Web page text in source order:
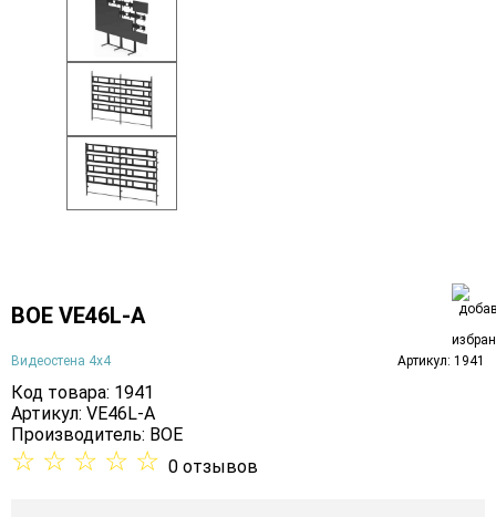
BOE VE46L-A
Видеостена 4х4 Артикул: 1941
Код товара: 1941
Артикул: VE46L-A
Производитель: BOE
☆ ☆ ☆ ☆ ☆ 0 отзывов